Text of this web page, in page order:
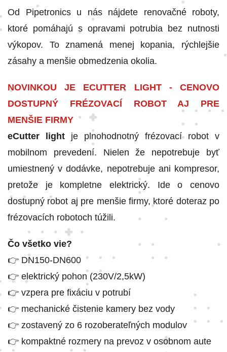
Od Pipetronics u nás nájdete renovačné roboty,
ktoré pomáhajú s opravami potrubia bez nutnosti
výkopov. To znamená menej kopania, rýchlejšie
zásahy a menšie obmedzenia okolia.
NOVINKOU JE ECUTTER LIGHT - CENOVO
DOSTUPNÝ FRÉZOVACÍ ROBOT AJ PRE
MENŠIE FIRMY
eCutter light je plnohodnotný frézovací robot v
mobilnom prevedení. Nielen že nepotrebuje byť
umiestnený v dodávke, nepotrebuje ani kompresor,
pretože je kompletne elektrický. Ide o cenovo
dostupný robot aj pre menšie firmy, ktoré doteraz po
frézovacích robotoch túžili.
Čo všetko vie?
👉 DN150-DN600
👉 elektrický pohon (230V/2,5kW)
👉 vzpera pre fixáciu v potrubí
👉 mechanické čistenie kamery bez vody
👉 zostavený zo 6 rozoberateľných modulov
👉 kompaktné rozmery na prevoz v osobnom aute